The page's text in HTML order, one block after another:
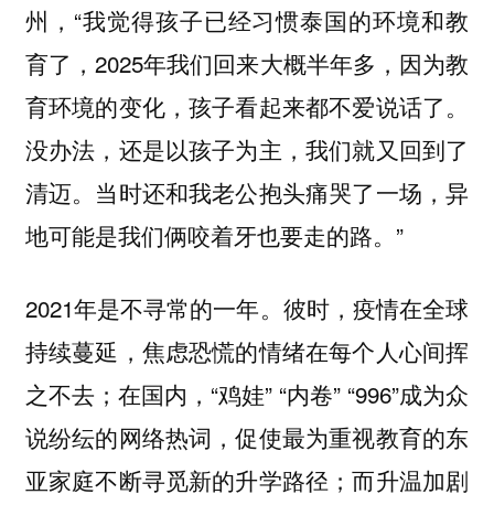
州，“我觉得孩子已经习惯泰国的环境和教
育了，2025年我们回来大概半年多，因为教
育环境的变化，孩子看起来都不爱说话了。
没办法，还是以孩子为主，我们就又回到了
清迈。当时还和我老公抱头痛哭了一场，异
地可能是我们俩咬着牙也要走的路。”
2021年是不寻常的一年。彼时，疫情在全球
持续蔓延，焦虑恐慌的情绪在每个人心间挥
之不去；在国内，“鸡娃” “内卷” “996”成为众
说纷纭的网络热词，促使最为重视教育的东
亚家庭不断寻觅新的升学路径；而升温加剧